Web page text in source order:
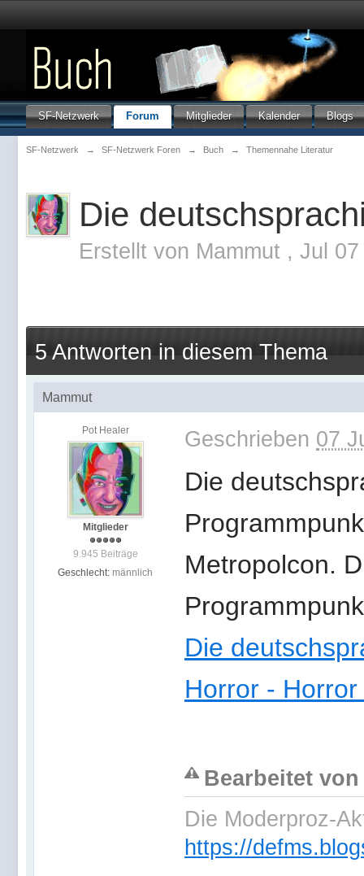
SF-Netzwerk Forum Mitglieder Kalender Blogs
SF-Netzwerk → SF-Netzwerk Foren → Buch → Themennahe Literatur
Die
Erstellt von Mammut , Jul
5 Antworten in diesem Thema
Mammut
Pot Healer
Mitglieder
9.945 Beiträge
Geschlecht: männlich
Geschrieben 07
Die
Metropolcon.
Die
Horror -
Bearbeitet von
Die Moderproz-
https://